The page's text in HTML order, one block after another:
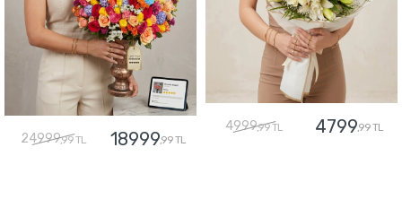
24999,99 TL 18999,99 TL
4999,99 TL 4799,99 TL